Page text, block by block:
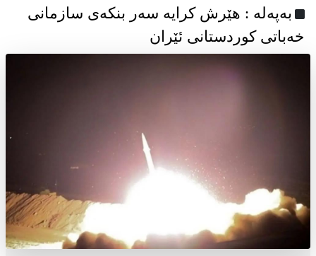
به‌په‌له‌ : هێرش کرایە سەر بنکەی سازمانی
خەباتی کوردستانی ئێران